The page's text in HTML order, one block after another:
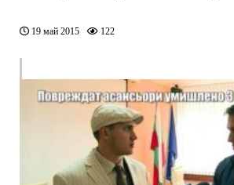
19 май 2015 122